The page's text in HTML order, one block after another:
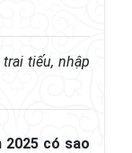
tiếu, nhập
2025 có sao